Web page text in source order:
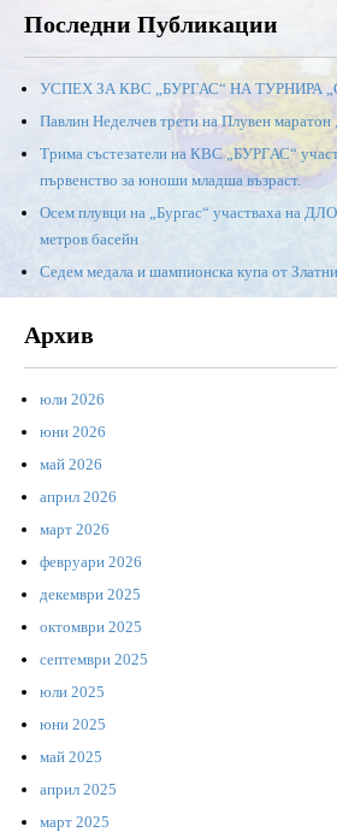
Последни Публикации
УСПЕХ ЗА КВС „БУРГАС“ НА ТУРНИРА
Павлин Неделчев трети на Плувен маратон
Трима състезатели на КВС „БУРГАС“
първенство за юноши младша възраст.
Осем плувци на „Бургас“ участваха на
метров басейн
Седем медала и шампионска купа от
Архив
юли 2026
юни 2026
май 2026
април 2026
март 2026
февруари 2026
декември 2025
октомври 2025
септември 2025
юли 2025
юни 2025
май 2025
април 2025
март 2025